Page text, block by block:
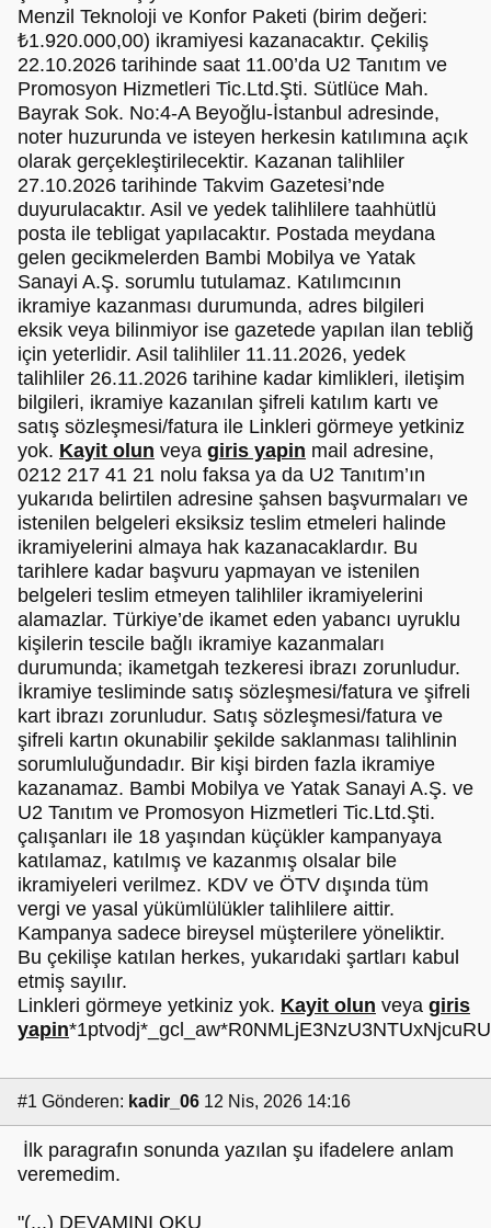
Menzil Teknoloji ve Konfor Paketi (birim değeri:
₺1.920.000,00) ikramiyesi kazanacaktır. Çekiliş
22.10.2026 tarihinde saat 11.00’da U2 Tanıtım ve
Promosyon Hizmetleri Tic.Ltd.Şti. Sütlüce Mah.
Bayrak Sok. No:4-A Beyoğlu-İstanbul adresinde,
noter huzurunda ve isteyen herkesin katılımına açık
olarak gerçekleştirilecektir. Kazanan talihliler
27.10.2026 tarihinde Takvim Gazetesi’nde
duyurulacaktır. Asil ve yedek talihlilere taahhütlü
posta ile tebligat yapılacaktır. Postada meydana
gelen gecikmelerden Bambi Mobilya ve Yatak
Sanayi A.Ş. sorumlu tutulamaz. Katılımcının
ikramiye kazanması durumunda, adres bilgileri
eksik veya bilinmiyor ise gazetede yapılan ilan tebliğ
için yeterlidir. Asil talihliler 11.11.2026, yedek
talihliler 26.11.2026 tarihine kadar kimlikleri, iletişim
bilgileri, ikramiye kazanılan şifreli katılım kartı ve
satış sözleşmesi/fatura ile Linkleri görmeye yetkiniz
yok. Kayit olun veya giris yapin mail adresine,
0212 217 41 21 nolu faksa ya da U2 Tanıtım’ın
yukarıda belirtilen adresine şahsen başvurmaları ve
istenilen belgeleri eksiksiz teslim etmeleri halinde
ikramiyelerini almaya hak kazanacaklardır. Bu
tarihlere kadar başvuru yapmayan ve istenilen
belgeleri teslim etmeyen talihliler ikramiyelerini
alamazlar. Türkiye’de ikamet eden yabancı uyruklu
kişilerin tescile bağlı ikramiye kazanmaları
durumunda; ikametgah tezkeresi ibrazı zorunludur.
İkramiye tesliminde satış sözleşmesi/fatura ve şifreli
kart ibrazı zorunludur. Satış sözleşmesi/fatura ve
şifreli kartın okunabilir şekilde saklanması talihlinin
sorumluluğundadır. Bir kişi birden fazla ikramiye
kazanamaz. Bambi Mobilya ve Yatak Sanayi A.Ş. ve
U2 Tanıtım ve Promosyon Hizmetleri Tic.Ltd.Şti.
çalışanları ile 18 yaşından küçükler kampanyaya
katılamaz, katılmış ve kazanmış olsalar bile
ikramiyeleri verilmez. KDV ve ÖTV dışında tüm
vergi ve yasal yükümlülükler talihlilere aittir.
Kampanya sadece bireysel müşterilere yöneliktir.
Bu çekilişe katılan herkes, yukarıdaki şartları kabul
etmiş sayılır.
Linkleri görmeye yetkiniz yok. Kayit olun veya giris
yapin
#1 Gönderen: kadir_06 12 Nis, 2026 14:16
İlk paragrafın sonunda yazılan şu ifadelere anlam
veremedim.
"(...) DEVAMINI OKU